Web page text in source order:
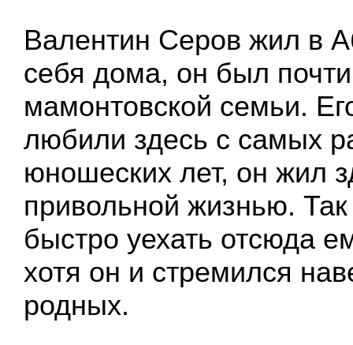
Валентин Серов жил в
себя дома, он был
мамонтовской семьи.
любили здесь с самых
юношеских лет, он жил
привольной жизнью. Так
быстро уехать отсюда
хотя он и стремился
родных.